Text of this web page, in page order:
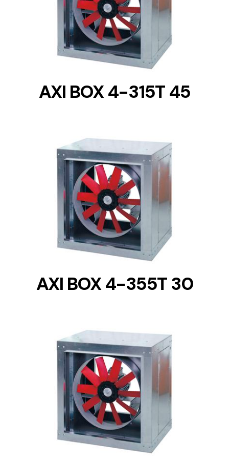
DETAILS
AXI BOX 4-315T 45
DETAILS
AXI BOX 4-355T 30
DETAILS